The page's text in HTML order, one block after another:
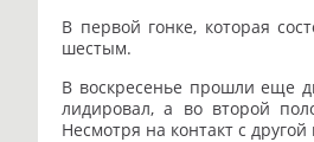
В первой гонке, которая
шестым.
В воскресенье прошли еще
лидировал, а во второй
Несмотря на контакт с